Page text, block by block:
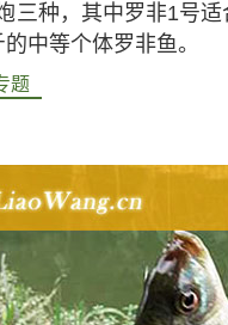
三种，其中罗非1号
中等个体罗非鱼。
题